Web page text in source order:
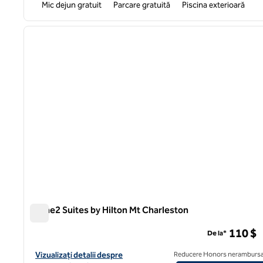
Mic dejun gratuit Parcare gratuită Piscina exterioară
1 din 12
Home2 Suites by Hilton Mt Charleston
Vizualizați detaliile hotelului pentru Home2 Suites by Hilton Mt
Vizualizați detalii despre
De la* 110 $
Reducere Honors